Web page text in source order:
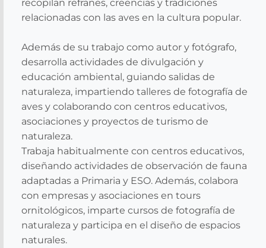
recopilan refranes, creencias y tradiciones
relacionadas con las aves en la cultura popular.
Además de su trabajo como autor y fotógrafo,
desarrolla actividades de divulgación y
educación ambiental, guiando salidas de
naturaleza, impartiendo talleres de fotografía de
aves y colaborando con centros educativos,
asociaciones y proyectos de turismo de
naturaleza.
Trabaja habitualmente con centros educativos,
diseñando actividades de observación de fauna
adaptadas a Primaria y ESO. Además, colabora
con empresas y asociaciones en tours
ornitológicos, imparte cursos de fotografía de
naturaleza y participa en el diseño de espacios
naturales.